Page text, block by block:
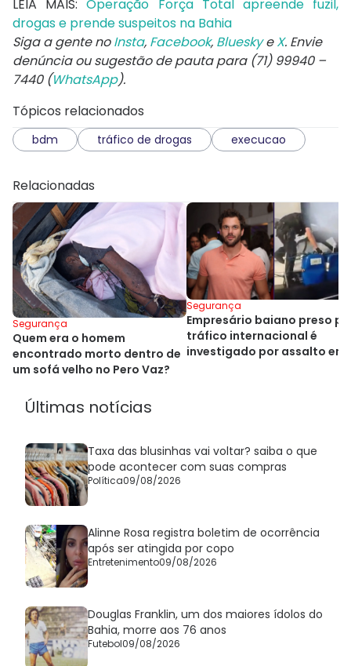
LEIA MAIS:Operação Força Total apreende fuzil,
drogas e prende suspeitos na Bahia
Siga a gente noInsta, Facebook, BlueskyeX. Envie
denúncia ou sugestão de pauta para (71) 99940 –
7440 (WhatsApp).
Tópicos relacionados
bdm tráfico de drogas execucao
Relacionadas
Segurança
Quem era o homem
encontrado morto dentro de
um sofá velho no Pero Vaz?
Segurança
Empresário baiano preso
tráfico internacional é
investigado por assalto em
Últimas notícias
Taxa das blusinhas vai voltar? saiba o que
pode acontecer com suas compras
Política09/08/2026
Alinne Rosa registra boletim de ocorrência
após ser atingida por copo
Entretenimento09/08/2026
Douglas Franklin, um dos maiores ídolos do
Bahia, morre aos 76 anos
Futebol09/08/2026